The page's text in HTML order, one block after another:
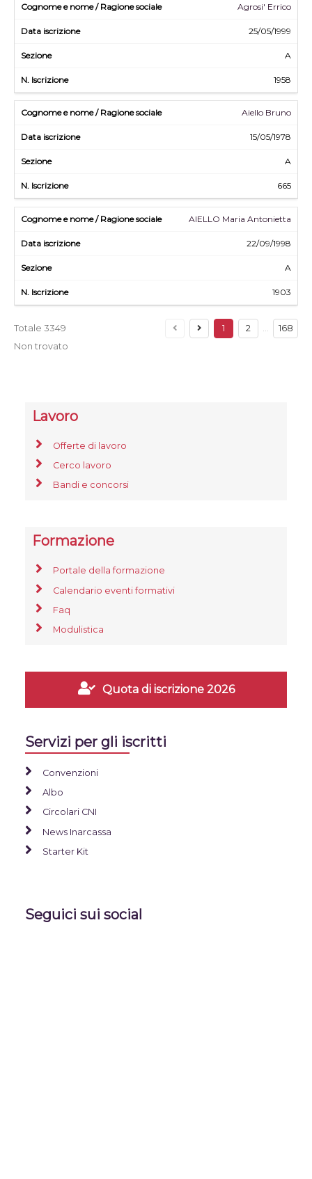
Agrosi' Errico
25/05/1999
A
1958
Aiello Bruno
15/05/1978
A
665
AIELLO Maria Antonietta
22/09/1998
A
1903
Totale 3349 1 2 …
168
Non trovato
Lavoro
Offerte di lavoro
Cerco lavoro
Bandi e concorsi
Formazione
Portale della formazione
Calendario eventi formativi
Faq
Modulistica
Quota di iscrizione 2026
Servizi per gli iscritti
Convenzioni
Albo
Circolari CNI
News Inarcassa
Starter Kit
Seguici sui social